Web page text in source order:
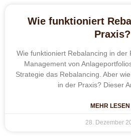
Wie funktioniert
Praxis?
Wie funktioniert Rebalancing in der
Management von
Strategie das Rebalancing. Aber
in der Praxis? Dieser
MEHR LESEN
28. Dezember